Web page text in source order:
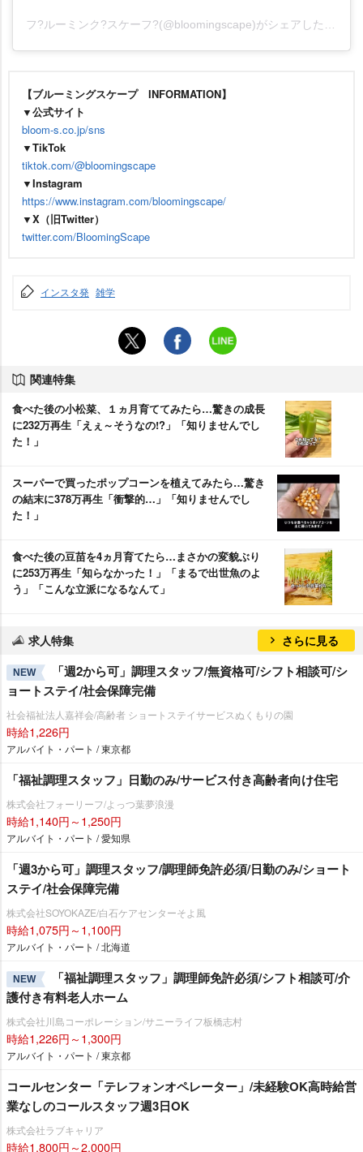
フ?ルーミンク?スケーフ?(@bloomingscape)がシェアした投稿
【ブルーミングスケープ INFORMATION】
▼公式サイト
bloom-s.co.jp/sns
▼TikTok
tiktok.com/@bloomingscape
▼Instagram
https://www.instagram.com/bloomingscape/
▼X（旧Twitter）
twitter.com/BloomingScape
インスタ発 雑学
関連特集
食べた後の小松菜、１ヵ月育ててみたら…驚きの成長
に232万再生「えぇ～そうなの!?」「知りませんでし
た！」
スーパーで買ったポップコーンを植えてみたら…驚き
の結末に378万再生「衝撃的…」「知りませんでし
た！」
食べた後の豆苗を4ヵ月育てたら…まさかの変貌ぶり
に253万再生「知らなかった！」「まるで出世魚のよ
う」「こんな立派になるなんて」
求人特集 さらに見る
NEW
「週2から可」調理スタッフ/無資格可/シフト相談可/シ
ョートステイ/社会保障完備
社会福祉法人嘉祥会/高齢者 ショートステイサービスぬくもりの園
時給1,226円
アルバイト・パート / 東京都
「福祉調理スタッフ」日勤のみ/サービス付き高齢者向け住宅
株式会社フォーリーフ/よっつ葉夢浪漫
時給1,140円～1,250円
アルバイト・パート / 愛知県
「週3から可」調理スタッフ/調理師免許必須/日勤のみ/ショート
ステイ/社会保障完備
株式会社SOYOKAZE/白石ケアセンターそよ風
時給1,075円～1,100円
アルバイト・パート / 北海道
NEW
「福祉調理スタッフ」調理師免許必須/シフト相談可/介
護付き有料老人ホーム
株式会社川島コーポレーション/サニーライフ板橋志村
時給1,226円～1,300円
アルバイト・パート / 東京都
コールセンター「テレフォンオペレーター」/未経験OK高時給営
業なしのコールスタッフ週3日OK
株式会社ラブキャリア
時給1,800円～2,000円